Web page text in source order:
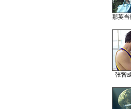
那英当
张智